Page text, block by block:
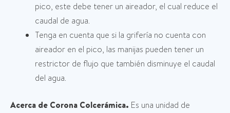
pico, este debe tener un aireador, el cual reduce el
caudal de agua.
Tenga en cuenta que si la grifería no cuenta con
aireador en el pico, las manijas pueden tener un
restrictor de flujo que también disminuye el caudal
del agua.
Acerca de Corona Colcerámica. Es una unidad de